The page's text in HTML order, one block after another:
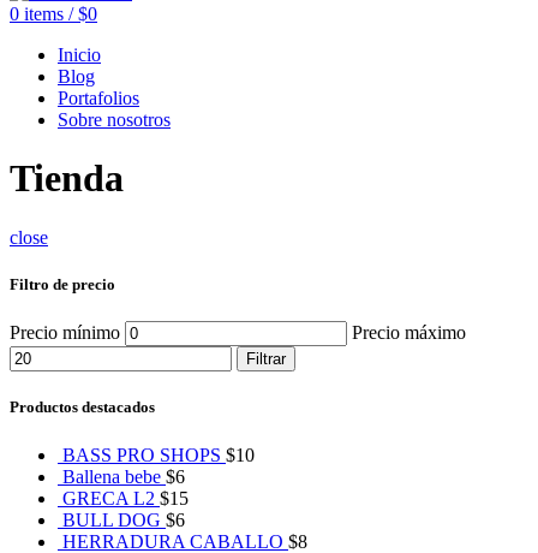
0 items / $0
Inicio
Blog
Portafolios
Sobre nosotros
Tienda
close
Filtro de precio
Precio mínimo Precio máximo
Filtrar
Productos destacados
BASS PRO SHOPS $10
Ballena bebe $6
GRECA L2 $15
BULL DOG $6
HERRADURA CABALLO $8